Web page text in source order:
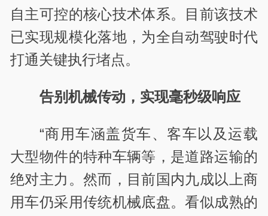
自主可控的核心技术体系。目前该技术
已实现规模化落地，为全自动驾驶时代
打通关键执行堵点。
告别机械传动，实现毫秒级响应
“商用车涵盖货车、客车以及运载
大型物件的特种车辆等，是道路运输的
绝对主力。然而，目前国内九成以上商
用车仍采用传统机械底盘。看似成熟的